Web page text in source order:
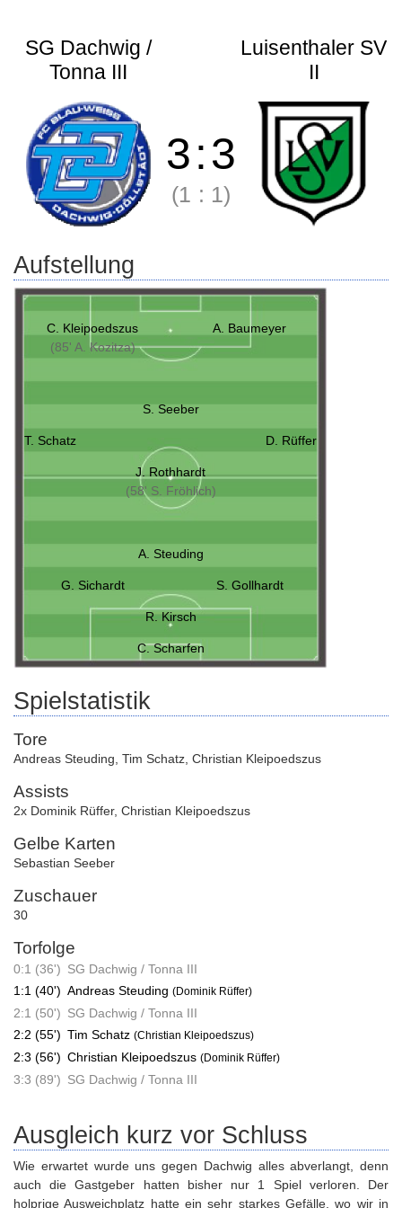
SG Dachwig /
Tonna III
Luisenthaler SV
II
3:3
(1 : 1)
Aufstellung
C. Kleipoedszus
(85' A. Kozitza)
A. Baumeyer
S. Seeber
T. Schatz D. Rüffer
J. Rothhardt
(58' S. Fröhlich)
A. Steuding
G. Sichardt S. Gollhardt
R. Kirsch
C. Scharfen
Spielstatistik
Tore
Andreas Steuding Tim Schatz Christian Kleipoedszus
Assists
2x Dominik Rüffer, Christian Kleipoedszus
Gelbe Karten
Sebastian Seeber
Zuschauer
30
Torfolge
0:1 (36') SG Dachwig / Tonna III
1:1 (40') Andreas Steuding (Dominik Rüffer)
2:1 (50') SG Dachwig / Tonna III
2:2 (55') Tim Schatz (Christian Kleipoedszus)
2:3 (56') Christian Kleipoedszus (Dominik Rüffer)
3:3 (89') SG Dachwig / Tonna III
Ausgleich kurz vor Schluss
Wie erwartet wurde uns gegen Dachwig alles abverlangt, denn
auch die Gastgeber hatten bisher nur 1 Spiel verloren. Der
holprige Ausweichplatz hatte ein sehr starkes Gefälle, wo wir in